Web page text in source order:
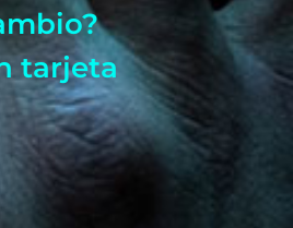
tarjeta